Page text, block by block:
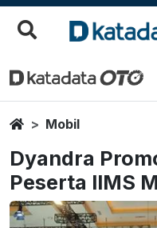
HomeMobil
Dyandra
Peserta IIMS